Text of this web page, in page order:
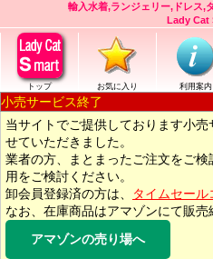
輸入水着,ランジェリー,ドレス,
Lady Cat
トップ お気に入り 利用案内
小売サービス終了
当サイトでご提供しております小
せていただきました。
業者の方、まとまったご注文をご検
用をご検討ください。
卸会員登録済の方は、
タイムセール
なお、在庫商品はアマゾンにて販売
アマゾンの売り場へ